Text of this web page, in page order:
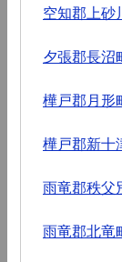
空知郡上砂
夕張郡長沼
樺戸郡月形
樺戸郡新十
雨竜郡秩父
雨竜郡北竜